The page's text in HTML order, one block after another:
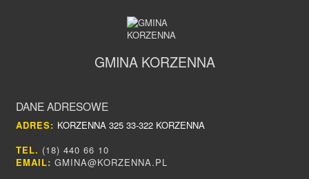
GMINA KORZENNA
DANE ADRESOWE
ADRES: KORZENNA 325 33-322 KORZENNA
TEL. (18) 440 66 10
EMAIL: GMINA@KORZENNA.PL